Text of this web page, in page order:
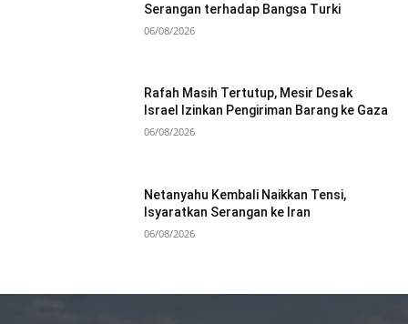
Serangan terhadap Bangsa Turki
06/08/2026
Rafah Masih Tertutup, Mesir Desak
Israel Izinkan Pengiriman Barang ke Gaza
06/08/2026
Netanyahu Kembali Naikkan Tensi,
Isyaratkan Serangan ke Iran
06/08/2026